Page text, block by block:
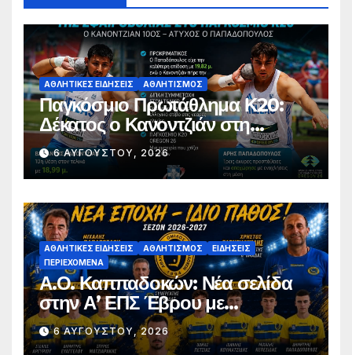
ΑΘΛΗΤΙΚΈΣ ΕΙΔΉΣΕΙΣ ΑΘΛΗΤΙΣΜΌΣ
Παγκόσμιο Πρωτάθλημα Κ20:
Δέκατος ο Κανοντζιάν στη
σφαιροβολία – Άτυχος ο
Παπαδόπουλος στον τελικό
6 ΑΥΓΟΎΣΤΟΥ, 2026
ΑΘΛΗΤΙΚΈΣ ΕΙΔΉΣΕΙΣ ΑΘΛΗΤΙΣΜΌΣ
ΕΙΔΉΣΕΙΣ
ΠΕΡΙΕΧΌΜΕΝΑ
Α.Ο. Καππαδοκών: Νέα σελίδα
στην Α’ ΕΠΣ Έβρου με
φιλοδοξίες, σταθερότητα και
επένδυση στη νέα γενιά
6 ΑΥΓΟΎΣΤΟΥ, 2026